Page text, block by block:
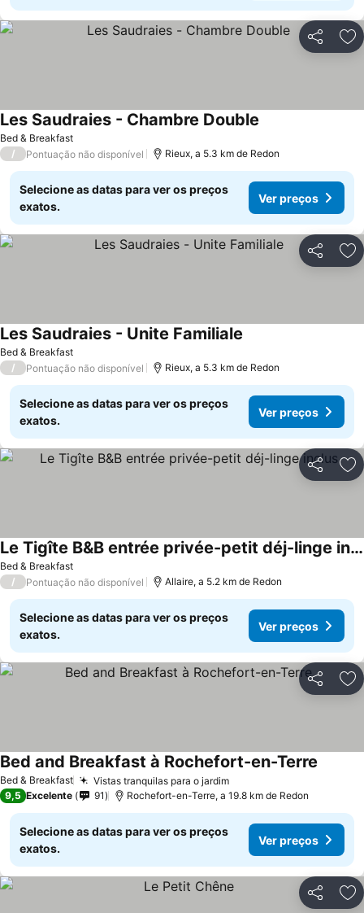
Partilhar
Bed & Breakfast
Les Saudraies - Chambre Double
/ Pontuação não disponível Rieux, a 5.3 km de Redon
Selecione as datas para ver os preços
exatos.
Ver preços
Partilhar
Bed & Breakfast
Les Saudraies - Unite Familiale
/ Pontuação não disponível Rieux, a 5.3 km de Redon
Selecione as datas para ver os preços
exatos.
Ver preços
Partilhar
Bed & Breakfast
Le Tigîte B&B entrée privée-petit déj-linge inclus
/ Pontuação não disponível Allaire, a 5.2 km de Redon
Selecione as datas para ver os preços
exatos.
Ver preços
Partilhar
Bed & Breakfast Vistas tranquilas para o jardim
Bed and Breakfast à Rochefort-en-Terre
9,5 Excelente 91 Rochefort-en-Terre, a 19.8 km de Redon
Selecione as datas para ver os preços
exatos.
Ver preços
Partilhar